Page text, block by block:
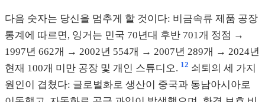
다음 숫자는 당신을 멈추게 할 것이다: 비금속류 제품 공장
통계에 따르면, 잉거는 민국 70년대 후반 701개 정점 →
1997년 662개 → 2002년 554개 → 2007년 289개 → 2024년
현재 100개 미만 공장 및 개인 스튜디오. 12 쇠퇴의 세 가지
원인이 겹쳤다: 글로벌화로 생산이 중국과 동남아시아로